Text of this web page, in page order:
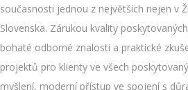
současnosti jednou z největších nejen v
Slovenska. Zárukou kvality
bohaté odborné znalosti a praktické
projektů pro klienty ve všech
myšlení, moderní přístup ve spojení s